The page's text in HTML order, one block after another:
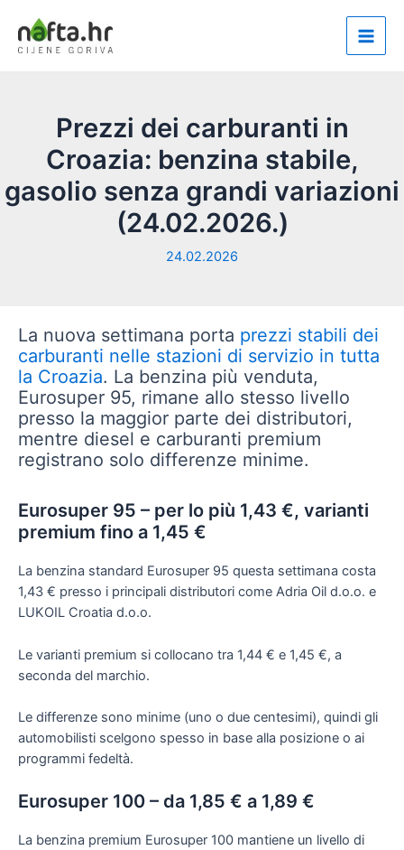
contenuto
Main
Prezzi dei carburanti in
Croazia: benzina stabile,
gasolio senza grandi variazioni
(24.02.2026.)
24.02.2026
La nuova settimana porta prezzi stabili dei
carburanti nelle stazioni di servizio in tutta
la Croazia. La benzina più venduta,
Eurosuper 95, rimane allo stesso livello
presso la maggior parte dei distributori,
mentre diesel e carburanti premium
registrano solo differenze minime.
Eurosuper 95 – per lo più 1,43 €, varianti
premium fino a 1,45 €
La benzina standard Eurosuper 95 questa settimana costa
1,43 € presso i principali distributori come Adria Oil d.o.o. e
LUKOIL Croatia d.o.o.
Le varianti premium si collocano tra 1,44 € e 1,45 €, a
seconda del marchio.
Le differenze sono minime (uno o due centesimi), quindi gli
automobilisti scelgono spesso in base alla posizione o ai
programmi fedeltà.
Eurosuper 100 – da 1,85 € a 1,89 €
La benzina premium Eurosuper 100 mantiene un livello di